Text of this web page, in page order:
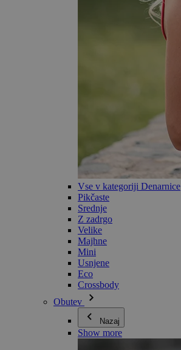
Vse v kategoriji Denarnice
Pikčaste
Srednje
Z zadrgo
Velike
Majhne
Mini
Usnjene
Eco
Crossbody
Obutev
Nazaj
Show more